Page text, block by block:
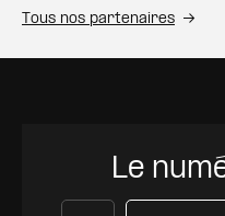
Tous nos partenaires
Le